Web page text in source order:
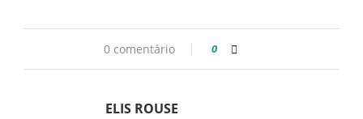
0 comentário 0
ELIS ROUSE